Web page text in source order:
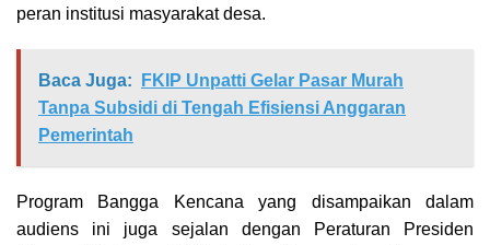
peran institusi masyarakat desa.
Baca Juga:
FKIP Unpatti Gelar Pasar Murah
Tanpa Subsidi di Tengah Efisiensi Anggaran
Pemerintah
Program Bangga Kencana yang disampaikan dalam
audiens ini juga sejalan dengan Peraturan Presiden